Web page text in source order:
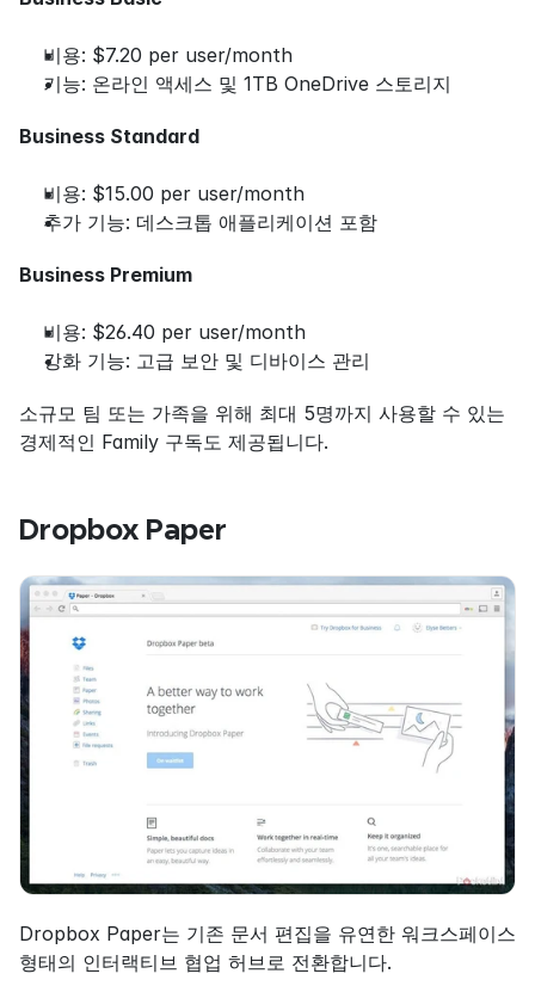
비용: $7.20 per user/month
기능: 온라인 액세스 및 1TB OneDrive 스토리지
Business Standard
비용: $15.00 per user/month
추가 기능: 데스크톱 애플리케이션 포함
Business Premium
비용: $26.40 per user/month
강화 기능: 고급 보안 및 디바이스 관리
소규모 팀 또는 가족을 위해 최대 5명까지 사용할 수 있는
경제적인 Family 구독도 제공됩니다.
Dropbox Paper
Dropbox Paper는 기존 문서 편집을 유연한 워크스페이스
형태의 인터랙티브 협업 허브로 전환합니다.